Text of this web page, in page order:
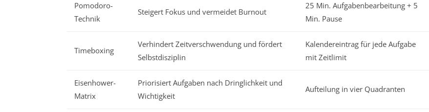
Pomodoro-
Technik
Steigert Fokus und vermeidet Burnout
25 Min. Aufgabenbearbeitung + 5
Min. Pause
Timeboxing
Verhindert Zeitverschwendung und fördert
Selbstdisziplin
Kalendereintrag für jede Aufgabe
mit Zeitlimit
Eisenhower-
Matrix
Priorisiert Aufgaben nach Dringlichkeit und
Wichtigkeit
Aufteilung in vier Quadranten